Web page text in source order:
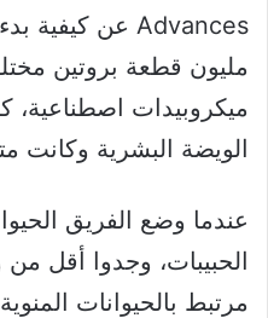
مليون قطعة بروتين
ميكروبيدات
الويضة البشرية وكانت
عندما وضع الفريق
مرتبط بالحيوانات